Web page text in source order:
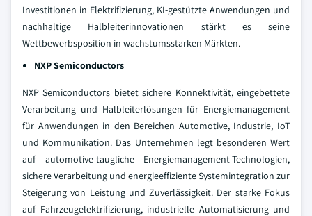
Investitionen in Elektrifizierung, KI-gestützte Anwendungen und
nachhaltige Halbleiterinnovationen stärkt es seine
Wettbewerbsposition in wachstumsstarken Märkten.
NXP Semiconductors
NXP Semiconductors bietet sichere Konnektivität, eingebettete
Verarbeitung und Halbleiterlösungen für Energiemanagement
für Anwendungen in den Bereichen Automotive, Industrie, IoT
und Kommunikation. Das Unternehmen legt besonderen Wert
auf automotive-taugliche Energiemanagement-Technologien,
sichere Verarbeitung und energieeffiziente Systemintegration zur
Steigerung von Leistung und Zuverlässigkeit. Der starke Fokus
auf Fahrzeugelektrifizierung, industrielle Automatisierung und